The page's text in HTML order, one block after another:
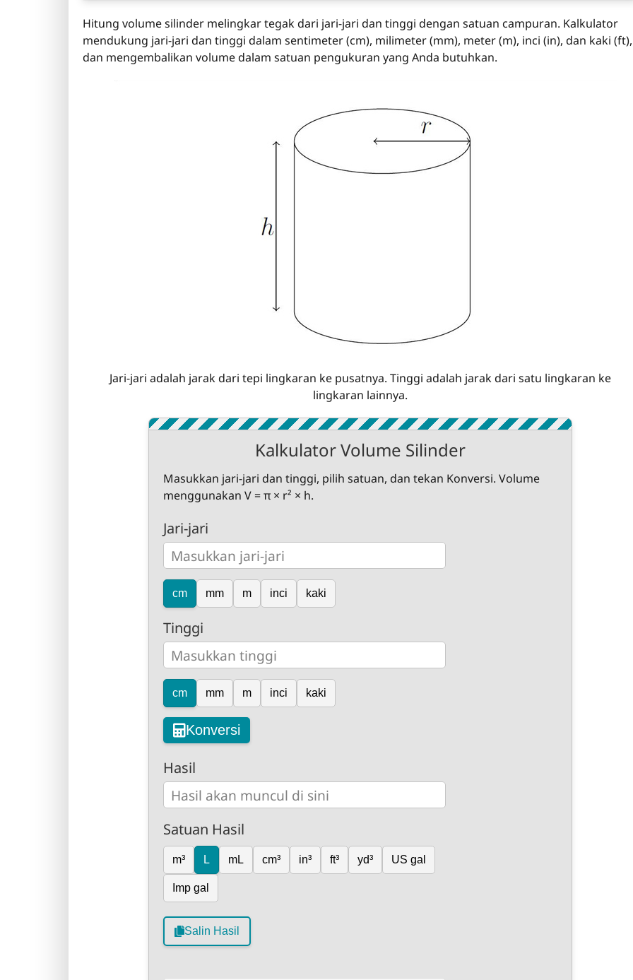
Hitung volume silinder melingkar tegak dari jari-jari dan tinggi dengan satuan campuran. Kalkulator
mendukung jari-jari dan tinggi dalam sentimeter (cm), milimeter (mm), meter (m), inci (in), dan kaki (ft),
dan mengembalikan volume dalam satuan pengukuran yang Anda butuhkan.
Jari-jari adalah jarak dari tepi lingkaran ke pusatnya. Tinggi adalah jarak dari satu lingkaran ke
lingkaran lainnya.
Kalkulator Volume Silinder
Masukkan jari-jari dan tinggi, pilih satuan, dan tekan Konversi. Volume
menggunakan V = π × r² × h.
Jari-jari
cm mm m inci kaki
Tinggi
cm mm m inci kaki
Konversi
Hasil
Satuan Hasil
m³ L mL cm³ in³ ft³ yd³ US gal
Imp gal
Salin Hasil